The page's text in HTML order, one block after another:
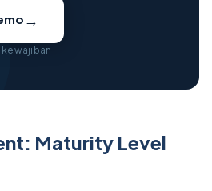
→
kewajiban
Maturity Level